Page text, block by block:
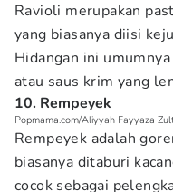
Ravioli merupakan
yang biasanya diisi
Hidangan ini
atau saus krim yang
10. Rempeyek
Popmama.com/Aliyyah Fayyaza
Rempeyek adalah
biasanya ditaburi
cocok sebagai